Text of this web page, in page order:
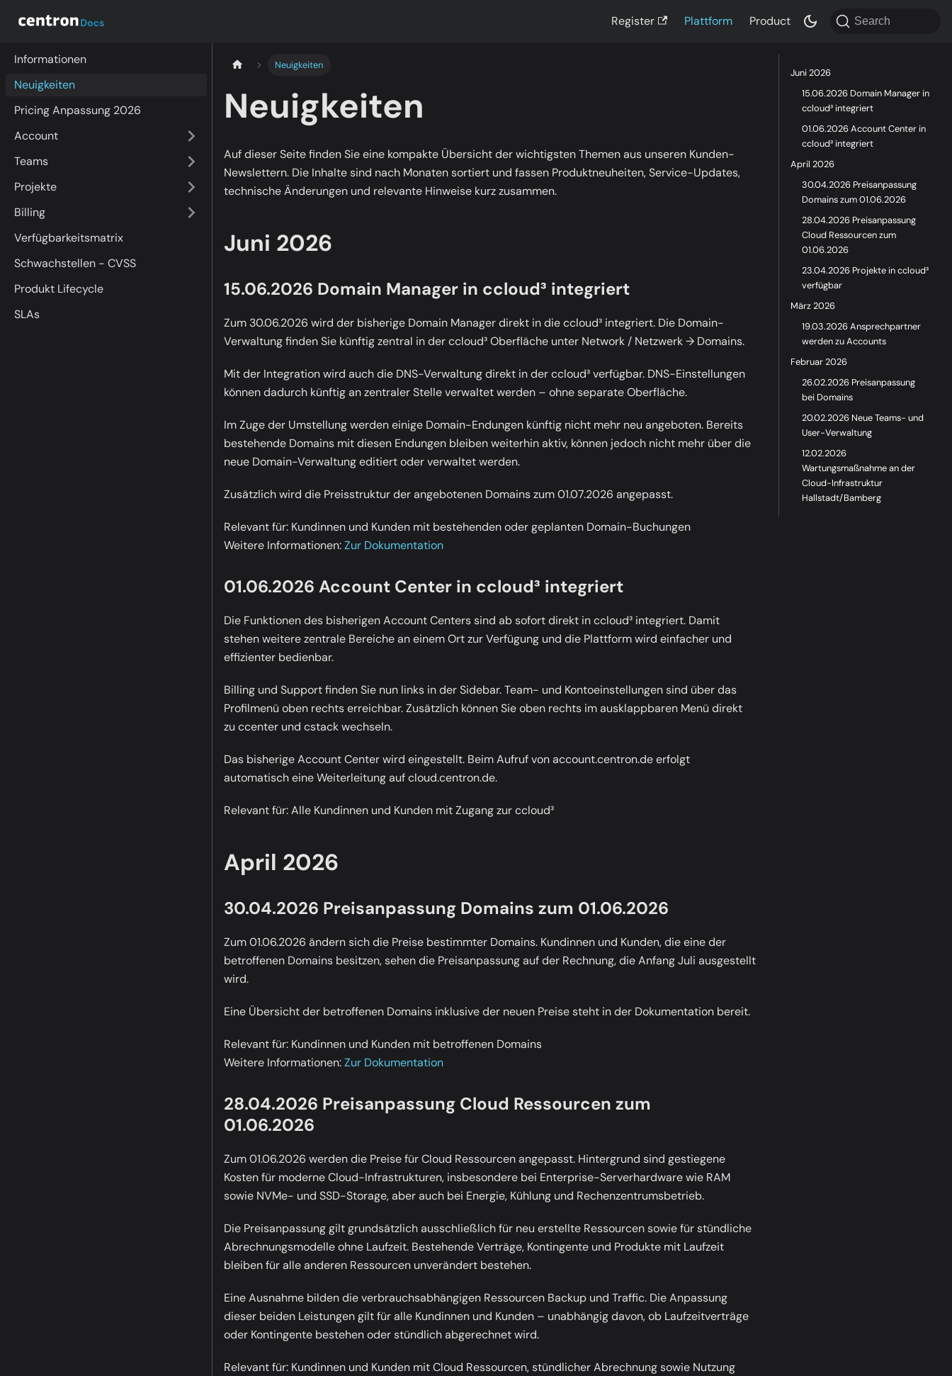
Register Plattform Product Search
Informationen
Neuigkeiten
Pricing Anpassung 2026
Account
Teams
Projekte
Billing
Verfügbarkeitsmatrix
Schwachstellen - CVSS
Produkt Lifecycle
SLAs
Neuigkeiten
Neuigkeiten
Auf dieser Seite finden Sie eine kompakte Übersicht der wichtigsten Themen aus unseren Kunden-
Newslettern. Die Inhalte sind nach Monaten sortiert und fassen Produktneuheiten, Service-Updates,
technische Änderungen und relevante Hinweise kurz zusammen.
Juni 2026
15.06.2026 Domain Manager in ccloud³ integriert
Zum 30.06.2026 wird der bisherige Domain Manager direkt in die ccloud³ integriert. Die Domain-
Verwaltung finden Sie künftig zentral in der ccloud³ Oberfläche unter Network / Netzwerk → Domains.
Mit der Integration wird auch die DNS-Verwaltung direkt in der ccloud³ verfügbar. DNS-Einstellungen
können dadurch künftig an zentraler Stelle verwaltet werden – ohne separate Oberfläche.
Im Zuge der Umstellung werden einige Domain-Endungen künftig nicht mehr neu angeboten. Bereits
bestehende Domains mit diesen Endungen bleiben weiterhin aktiv, können jedoch nicht mehr über die
neue Domain-Verwaltung editiert oder verwaltet werden.
Zusätzlich wird die Preisstruktur der angebotenen Domains zum 01.07.2026 angepasst.
Relevant für: Kundinnen und Kunden mit bestehenden oder geplanten Domain-Buchungen
Weitere Informationen:Zur Dokumentation
01.06.2026 Account Center in ccloud³ integriert
Die Funktionen des bisherigen Account Centers sind ab sofort direkt in ccloud³ integriert. Damit
stehen weitere zentrale Bereiche an einem Ort zur Verfügung und die Plattform wird einfacher und
effizienter bedienbar.
Billing und Support finden Sie nun links in der Sidebar. Team- und Kontoeinstellungen sind über das
Profilmenü oben rechts erreichbar. Zusätzlich können Sie oben rechts im ausklappbaren Menü direkt
zu ccenter und cstack wechseln.
Das bisherige Account Center wird eingestellt. Beim Aufruf vonaccount.centron.deerfolgt
automatisch eine Weiterleitung aufcloud.centron.de.
Relevant für:Alle Kundinnen und Kunden mit Zugang zur ccloud³
April 2026
30.04.2026 Preisanpassung Domains zum 01.06.2026
Zum 01.06.2026 ändern sich die Preise bestimmter Domains. Kundinnen und Kunden, die eine der
betroffenen Domains besitzen, sehen die Preisanpassung auf der Rechnung, die Anfang Juli ausgestellt
wird.
Eine Übersicht der betroffenen Domains inklusive der neuen Preise steht in der Dokumentation bereit.
Relevant für: Kundinnen und Kunden mit betroffenen Domains
Weitere Informationen:Zur Dokumentation
28.04.2026 Preisanpassung Cloud Ressourcen zum
01.06.2026
Zum 01.06.2026 werden die Preise für Cloud Ressourcen angepasst. Hintergrund sind gestiegene
Kosten für moderne Cloud-Infrastrukturen, insbesondere bei Enterprise-Serverhardware wie RAM
sowie NVMe- und SSD-Storage, aber auch bei Energie, Kühlung und Rechenzentrumsbetrieb.
Die Preisanpassung gilt grundsätzlich ausschließlich für neu erstellte Ressourcen sowie für stündliche
Abrechnungsmodelle ohne Laufzeit. Bestehende Verträge, Kontingente und Produkte mit Laufzeit
bleiben für alle anderen Ressourcen unverändert bestehen.
Eine Ausnahme bilden die verbrauchsabhängigen Ressourcen Backup und Traffic. Die Anpassung
dieser beiden Leistungen gilt für alle Kundinnen und Kunden – unabhängig davon, ob Laufzeitverträge
oder Kontingente bestehen oder stündlich abgerechnet wird.
Relevant für: Kundinnen und Kunden mit Cloud Ressourcen, stündlicher Abrechnung sowie Nutzung
Juni 2026
15.06.2026 Domain Manager in
ccloud³ integriert
01.06.2026 Account Center in
ccloud³ integriert
April 2026
30.04.2026 Preisanpassung
Domains zum 01.06.2026
28.04.2026 Preisanpassung
Cloud Ressourcen zum
01.06.2026
23.04.2026 Projekte in ccloud³
verfügbar
März 2026
19.03.2026 Ansprechpartner
werden zu Accounts
Februar 2026
26.02.2026 Preisanpassung
bei Domains
20.02.2026 Neue Teams- und
User-Verwaltung
12.02.2026
Wartungsmaßnahme an der
Cloud-Infrastruktur
Hallstadt/Bamberg